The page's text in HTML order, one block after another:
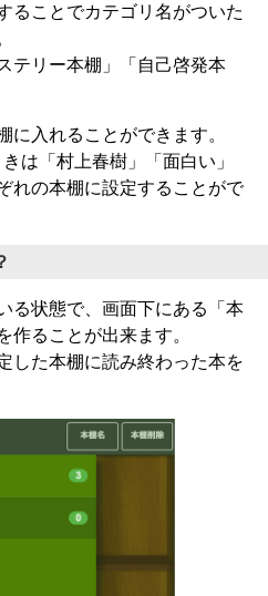
ることでカテゴリ名がついた
テリー本棚」「自己啓発本
に入れることができます。
は「村上春樹」「面白い」
れの本棚に設定することがで
る状態で、画面下にある「本
作ることが出来ます。
した本棚に読み終わった本を